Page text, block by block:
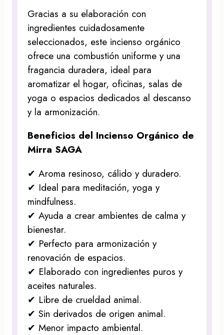
Gracias a su elaboración con
ingredientes cuidadosamente
seleccionados, este incienso orgánico
ofrece una combustión uniforme y una
fragancia duradera, ideal para
aromatizar el hogar, oficinas, salas de
yoga o espacios dedicados al descanso
y la armonización.
Beneficios del Incienso Orgánico de
Mirra SAGA
✔ Aroma resinoso, cálido y duradero.
✔ Ideal para meditación, yoga y
mindfulness.
✔ Ayuda a crear ambientes de calma y
bienestar.
✔ Perfecto para armonización y
renovación de espacios.
✔ Elaborado con ingredientes puros y
aceites naturales.
✔ Libre de crueldad animal.
✔ Sin derivados de origen animal.
✔ Menor impacto ambiental.